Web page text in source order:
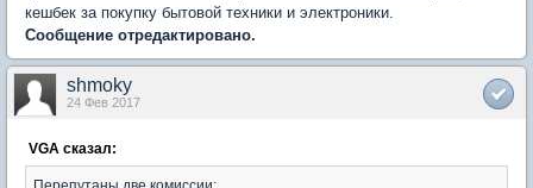
кешбек за покупку бытовой техники и электроники.
Сообщение отредактировано.
shmoky
24 Фев 2017
VGA сказал: